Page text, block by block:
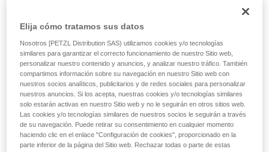
autónoma.
su actividad. Pueden existir otras que no
describimos aquí.
Elija cómo tratamos sus datos
Nosotros [PETZL Distribution SAS) utilizamos cookies y/o tecnologías
similares para garantizar el correcto funcionamiento de nuestro Sitio web,
personalizar nuestro contenido y anuncios, y analizar nuestro tráfico. También
compartimos información sobre su navegación en nuestro Sitio web con
nuestros socios analíticos, publicitarios y de redes sociales para personalizar
nuestros anuncios. Si los acepta, nuestras cookies y/o tecnologías similares
solo estarán activas en nuestro Sitio web y no le seguirán en otros sitios web.
Las cookies y/o tecnologías similares de nuestros socios le seguirán a través
de su navegación. Puede retirar su consentimiento en cualquier momento
haciendo clic en el enlace "Configuración de cookies", proporcionado en la
parte inferior de la página del Sitio web. Rechazar todas o parte de estas